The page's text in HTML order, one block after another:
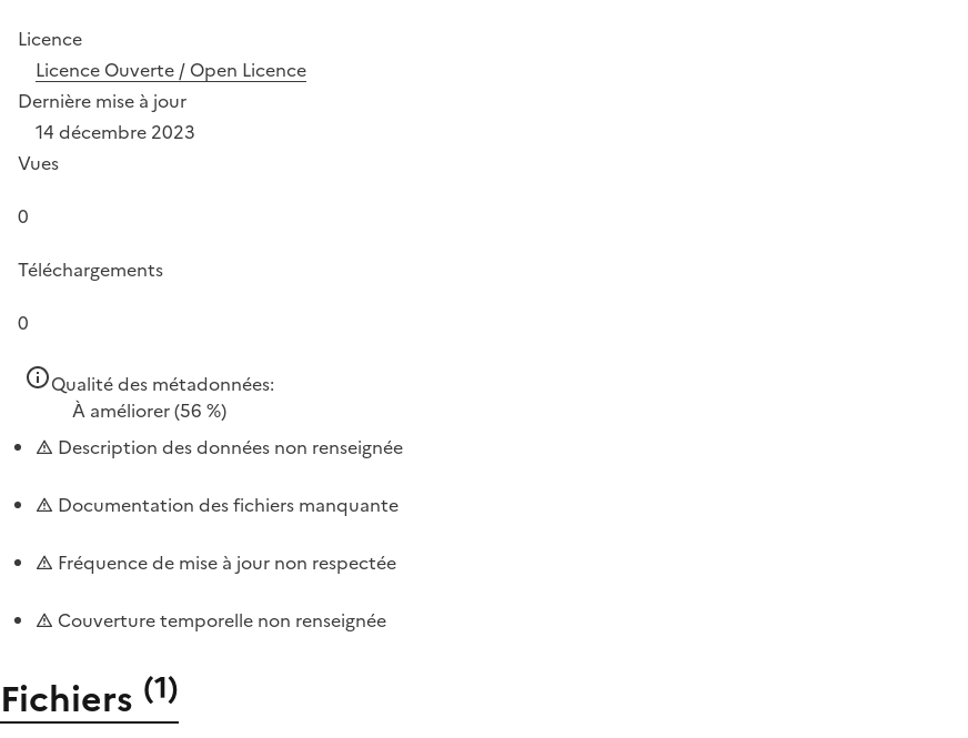
Licence
Licence Ouverte / Open Licence
Dernière mise à jour
14 décembre 2023
Vues
0
Téléchargements
0
Qualité des métadonnées:
À améliorer(56 %)
Description des données non renseignée
Documentation des fichiers manquante
Fréquence de mise à jour non respectée
Couverture temporelle non renseignée
Fichiers (1)